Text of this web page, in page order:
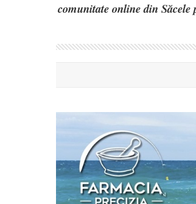
comunitate online din Săcele